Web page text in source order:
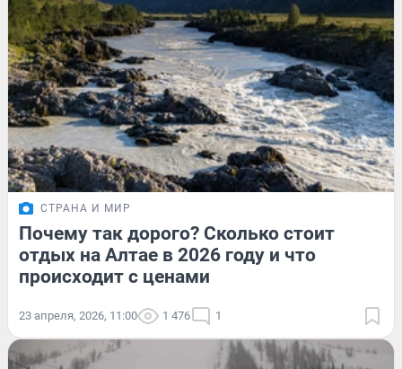
СТРАНА И МИР
Почему так дорого? Сколько стоит
отдых на Алтае в 2026 году и что
происходит с ценами
23 апреля, 2026, 11:00 1 476 1